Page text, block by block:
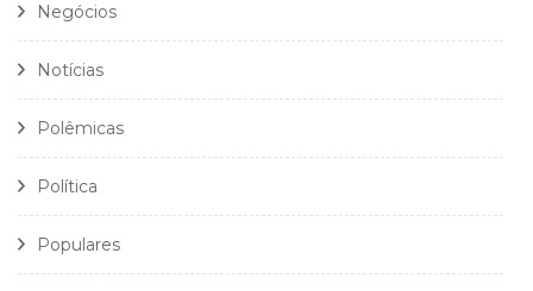
Negócios
Notícias
Polêmicas
Política
Populares